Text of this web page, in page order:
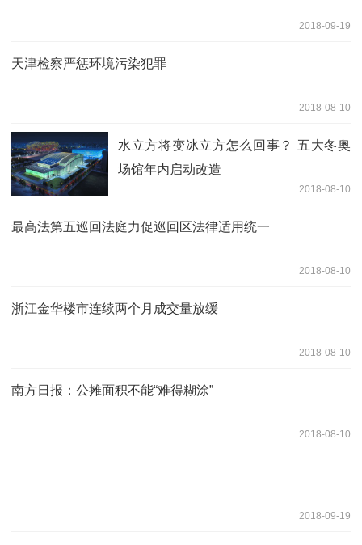
2018-09-19
天津检察严惩环境污染犯罪
2018-08-10
水立方将变冰立方怎么回事？ 五大冬奥
场馆年内启动改造
2018-08-10
最高法第五巡回法庭力促巡回区法律适用统一
2018-08-10
浙江金华楼市连续两个月成交量放缓
2018-08-10
南方日报：公摊面积不能“难得糊涂”
2018-08-10
2018-09-19